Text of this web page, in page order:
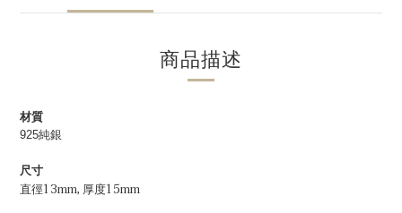
商品描述
材質
925純銀
尺寸
直徑13mm, 厚度15mm